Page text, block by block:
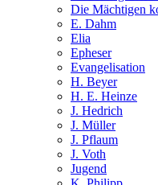
Die Mächtigen
E. Dahm
Elia
Epheser
Evangelisation
H. Beyer
H. E. Heinze
J. Hedrich
J. Müller
J. Pflaum
J. Voth
Jugend